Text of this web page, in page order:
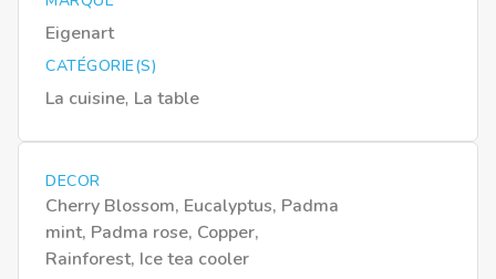
Eigenart
CATÉGORIE(S)
La cuisine, La table
DECOR
Cherry Blossom, Eucalyptus, Padma
mint, Padma rose, Copper,
Rainforest, Ice tea cooler